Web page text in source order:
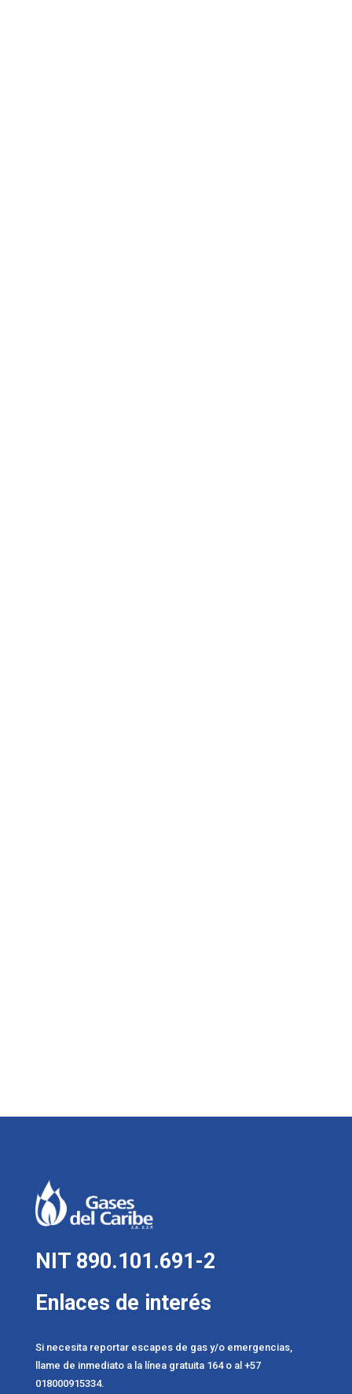
NIT 890.101.691-2
Enlaces de interés
Si necesita reportar escapes de gas y/o emergencias,
llame de inmediato a la línea gratuita 164 o al +57
018000915334.